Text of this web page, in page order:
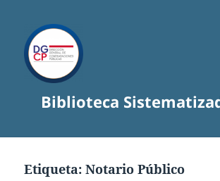
Biblioteca
Etiqueta:Notario Público